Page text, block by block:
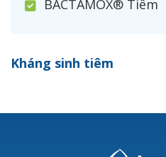
BACTAMOX® Tiêm
Ceftizoxim®
Kháng sinh tiêm